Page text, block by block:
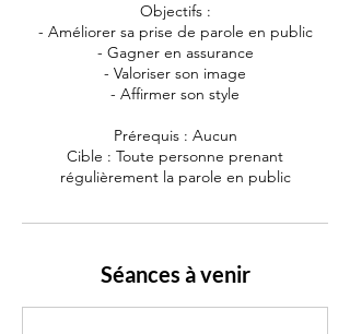
Objectifs :
- Améliorer sa prise de parole en public
- Gagner en assurance
- Valoriser son image
- Affirmer son style
Prérequis : Aucun
Cible : Toute personne prenant
régulièrement la parole en public
Séances à venir